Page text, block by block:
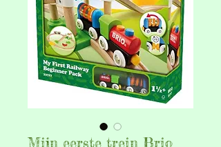
Mijn eerste trein Brio